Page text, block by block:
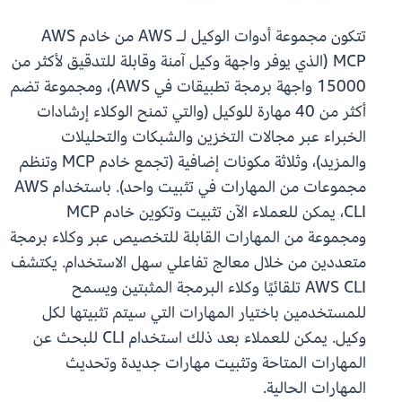
تتكون مجموعة أدوات الوكيل لـ AWS من خادم AWS
MCP (الذي يوفر واجهة وكيل آمنة وقابلة للتدقيق لأكثر من
15000 واجهة برمجة تطبيقات في AWS)، ومجموعة تضم
أكثر من 40 مهارة للوكيل (والتي تمنح الوكلاء إرشادات
الخبراء عبر مجالات التخزين والشبكات والتحليلات
والمزيد)، وثلاثة مكونات إضافية (تجمع خادم MCP وتنظم
مجموعات من المهارات في تثبيت واحد). باستخدام AWS
CLI، يمكن للعملاء الآن تثبيت وتكوين خادم MCP
ومجموعة من المهارات القابلة للتخصيص عبر وكلاء برمجة
متعددين من خلال معالج تفاعلي سهل الاستخدام. يكتشف
AWS CLI تلقائيًا وكلاء البرمجة المثبتين ويسمح
للمستخدمين باختيار المهارات التي سيتم تثبيتها لكل
وكيل. يمكن للعملاء بعد ذلك استخدام CLI للبحث عن
المهارات المتاحة وتثبيت مهارات جديدة وتحديث
المهارات الحالية.